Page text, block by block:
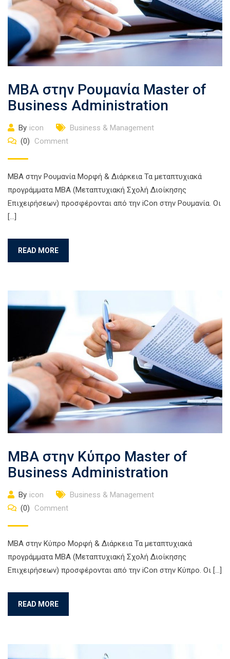
MBA στην Ρουμανία Master of
Business Administration
By icon
Business & Management
(0)
Comment
ΜΒΑ στην Ρουμανία Μορφή & Διάρκεια Τα μεταπτυχιακά
προγράμματα MBA (Μεταπτυχιακή Σχολή Διοίκησης
Επιχειρήσεων) προσφέρονται από την iCon στην Ρουμανία. Οι
[…]
READ MORE
MBA στην Κύπρο Master of
Business Administration
By icon
Business & Management
(0)
Comment
ΜΒΑ στην Κύπρο Μορφή & Διάρκεια Τα μεταπτυχιακά
προγράμματα MBA (Μεταπτυχιακή Σχολή Διοίκησης
Επιχειρήσεων) προσφέρονται από την iCon στην Κύπρο. Οι […]
READ MORE